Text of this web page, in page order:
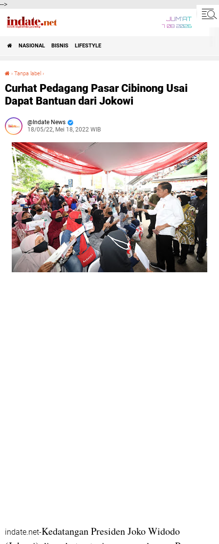
-->
JUM'AT
7 08 2026
NASIONAL BISNIS LIFESTYLE
› Tanpa label ›
Curhat Pedagang Pasar Cibinong Usai
Dapat Bantuan dari Jokowi
Indate News
18/05/22, Mei 18, 2022 WIB
indate.net-Kedatangan Presiden Joko Widodo